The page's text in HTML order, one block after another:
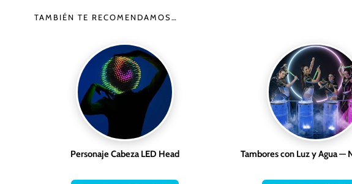
TAMBIÉN TE RECOMENDAMOS…
Personaje Cabeza LED Head Tambores con Luz y Agua —